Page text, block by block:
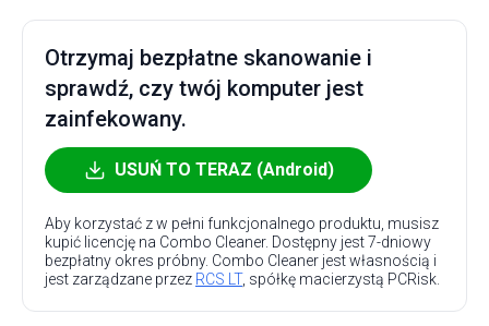
Otrzymaj bezpłatne skanowanie i
sprawdź, czy twój komputer jest
zainfekowany.
USUŃ TO TERAZ (Android)
Aby korzystać z w pełni funkcjonalnego produktu, musisz
kupić licencję na Combo Cleaner. Dostępny jest 7-dniowy
bezpłatny okres próbny. Combo Cleaner jest własnością i
jest zarządzane przez RCS LT, spółkę macierzystą PCRisk.